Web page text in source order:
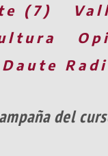
(7)
del